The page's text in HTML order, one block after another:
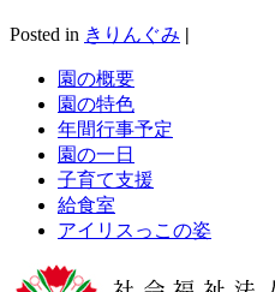
Posted in きりんぐみ |
園の概要
園の特色
年間行事予定
園の一日
子育て支援
給食室
アイリスっこの姿